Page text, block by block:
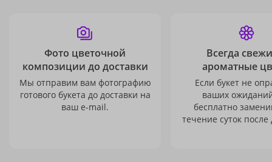
Фото цветочной
композиции до доставки
Мы отправим вам фотографию
готового букета до доставки на
ваш e-mail.
Всегда
ароматные
Если букет не
ваших
бесплатно
течение суток после